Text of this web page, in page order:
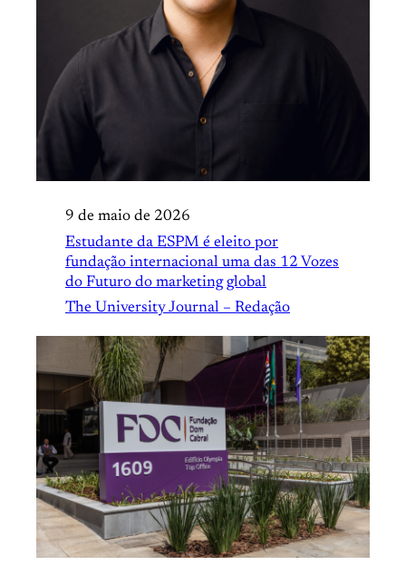
9 de maio de 2026
Estudante da ESPM é eleito por
fundação internacional uma das 12 Vozes
do Futuro do marketing global
The University Journal – Redação